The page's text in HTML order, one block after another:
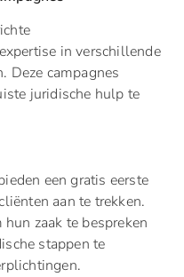
in verschillende
Deze campagnes
juridische hulp te
een gratis eerste
aan te trekken.
zaak te bespreken
stappen te